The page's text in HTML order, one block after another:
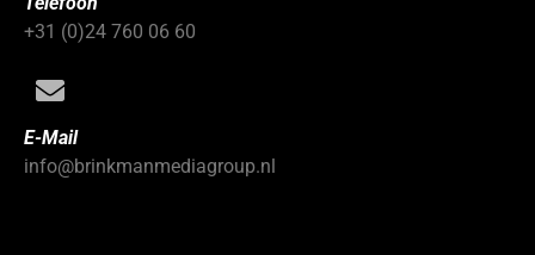
+31 (0)24 760 06 60
E-Mail
info@brinkmanmediagroup.nl